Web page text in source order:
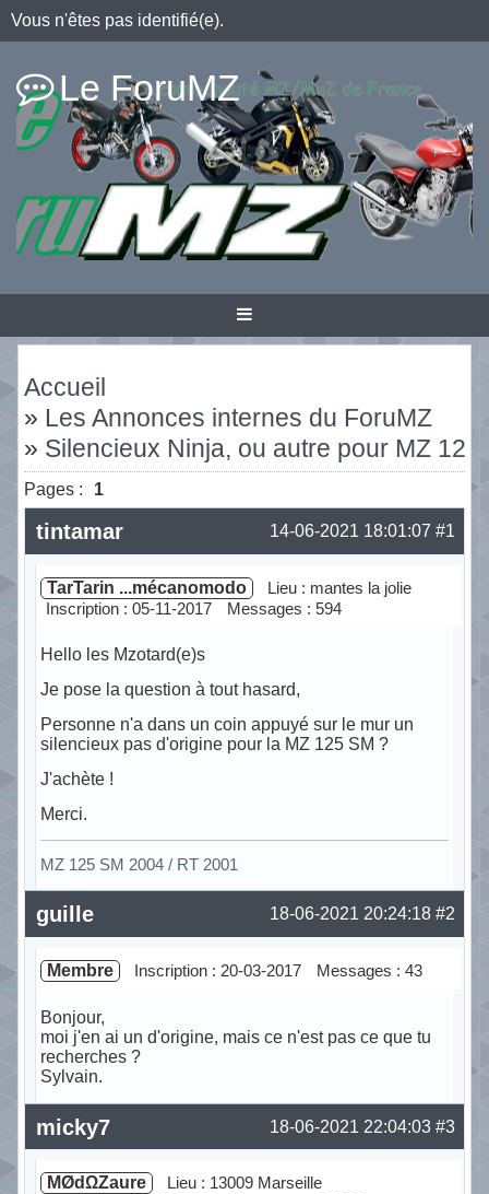
Vous n'êtes pas identifié(e).
Le ForuMZ
Accueil
» Les Annonces internes du ForuMZ
» Silencieux Ninja, ou autre pour MZ 125
Pages : 1
#1
14-06-2021 18:01:07
tintamar
TarTarin ...mécanomodo
Lieu : mantes la jolie
Inscription : 05-11-2017
Messages : 594
Hello les Mzotard(e)s
Je pose la question à tout hasard,
Personne n'a dans un coin appuyé sur le mur un
silencieux pas d'origine pour la MZ 125 SM ?
J'achète !
Merci.
MZ 125 SM 2004 / RT 2001
Hors ligne #2
18-06-2021 20:24:18
guille
Membre Inscription : 20-03-2017 Messages : 43
Bonjour,
moi j'en ai un d'origine, mais ce n'est pas ce que tu
recherches ?
Sylvain.
Hors ligne #3
18-06-2021 22:04:03
micky7
MØdΩZaure
Lieu : 13009 Marseille